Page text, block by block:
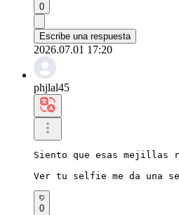
0
Escribe una respuesta
2026.07.01 17:20
phjlal45
Siento que esas mejillas
Ver tu selfie me da una
0